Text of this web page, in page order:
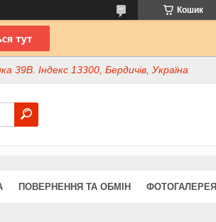
Кошик
39В. Індекс 13300, Бердичів, Україна
ПОВЕРНЕННЯ ТА ОБМІН ФОТОГАЛЕРЕЯ